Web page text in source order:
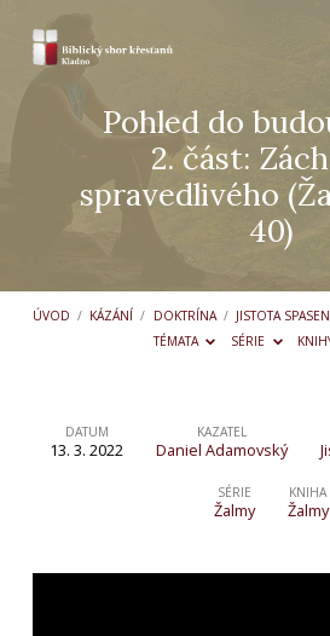
Pohled do
2. část:
spravedlivého
40)
ÚVOD / KÁZÁNÍ / DOKTRÍNA / JISTOTA
TÉMATA
SÉRIE
Pohled
2. část:
DATUM
13. 3. 2022
KAZATEL
Daniel Adamovský
SÉRIE
Žalmy
KNIHA
Žalmy